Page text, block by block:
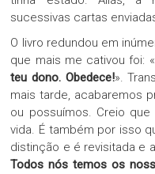
sucessivas cartas
O livro redundou em
que mais me cativou foi: «
teu dono. Obedece!».
mais tarde, acabaremos
ou possuímos. Creio
vida. É também por isso
distinção e é revisitada e
Todos nós temos os